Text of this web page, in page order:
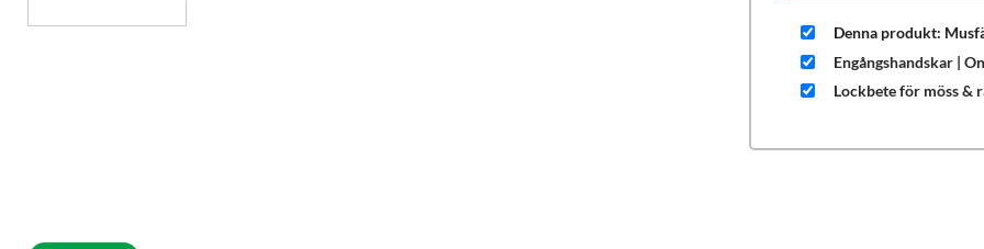
Denna produkt:
Engångshandskar |
Lockbete för möss